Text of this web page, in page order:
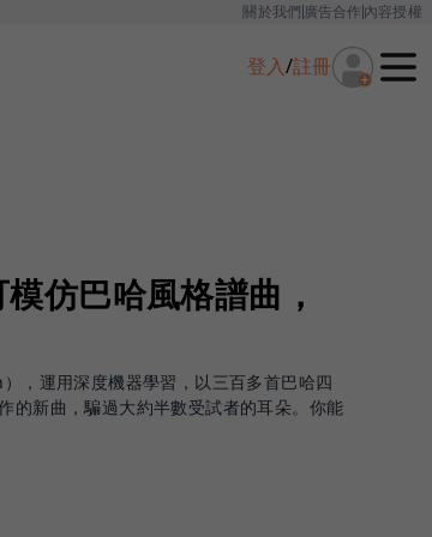
關於我們廣告合作內容授權
登入/註冊
仿巴哈風格譜曲，
，運用深度機器學習，以三百多首巴哈四
的新曲，騙過大約半數受試者的耳朵。你能